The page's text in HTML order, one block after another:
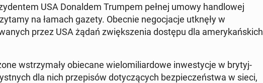
USA Do­nal­dem Trumpem pełnej umowy han­dlo­wej
na łamach gazety. Obecnie ne­go­cja­cje utknęły w
przez USA żądań zwięk­sze­nia dostępu dla ame­ry­kań­skich
wstrzy­ma­ły obie­ca­ne wie­lo­mi­liar­do­we in­we­sty­cje w bry­tyj­
dla nich prze­pi­sów do­ty­czą­cych bez­pie­czeń­stwa w sieci,